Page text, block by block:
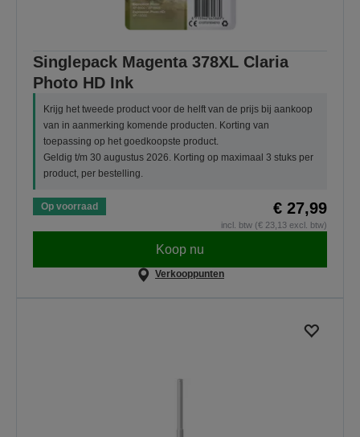
Singlepack Magenta 378XL Claria
Photo HD Ink
Krijg het tweede product voor de helft van de prijs bij aankoop
van in aanmerking komende producten. Korting van
toepassing op het goedkoopste product.
Geldig t/m 30 augustus 2026. Korting op maximaal 3 stuks per
product, per bestelling.
Op voorraad € 27,99
incl. btw (€ 23,13 excl. btw)
Koop nu
Verkooppunten